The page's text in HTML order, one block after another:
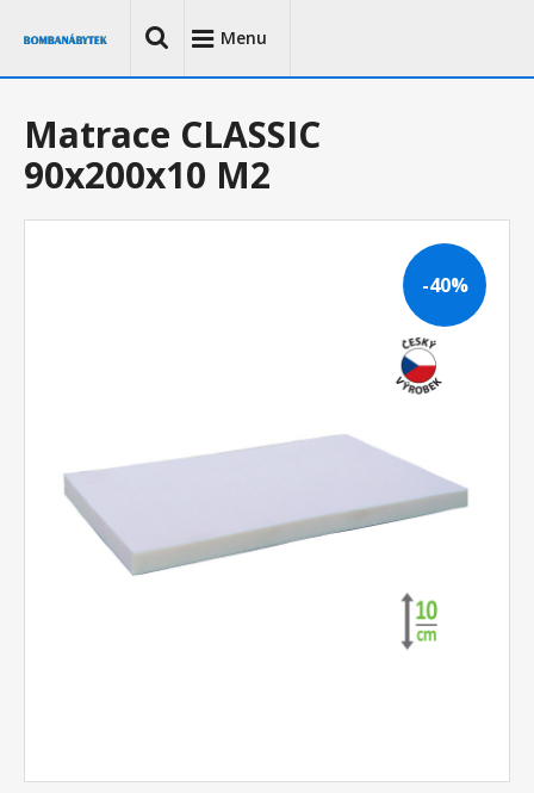
Menu
-40%
Matrace CLASSIC
90x200x10 M2